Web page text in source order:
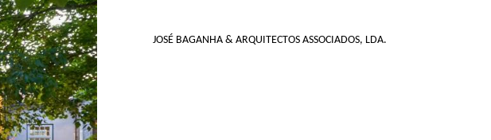
JOSÉ BAGANHA & ARQUITECTOS ASSOCIADOS, LDA.